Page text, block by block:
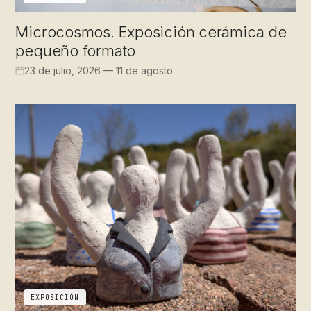
Microcosmos. Exposición cerámica de
pequeño formato
23 de julio, 2026 — 11 de agosto
EXPOSICIÓN